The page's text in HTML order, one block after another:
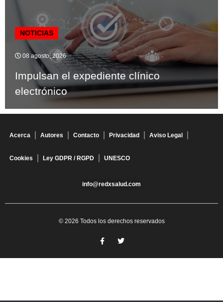
NOTICIAS
08 agosto, 2026
Impulsan el expediente clínico
electrónico
Acerca Autores Contacto Privacidad Aviso Legal
Cookies Ley GDPR / RGPD UNESCO
info@redxsalud.com
© 2026 Todos los derechos reservados